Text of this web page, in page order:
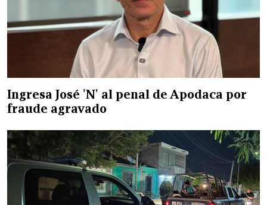
Ingresa José 'N' al penal de Apodaca por
fraude agravado